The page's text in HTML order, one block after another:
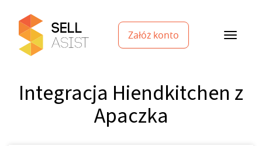
Załóż konto
Integracja Hiendkitchen z
Apaczka